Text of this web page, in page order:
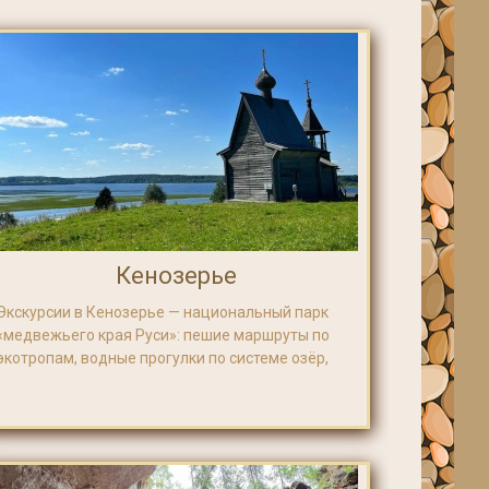
2000 рублей.
Кенозерье
в Кенозерье — национальный парк
края Руси»: пешие маршруты по
водные прогулки по системе озёр,
деревни и часовни, центр народных
ремёсел и